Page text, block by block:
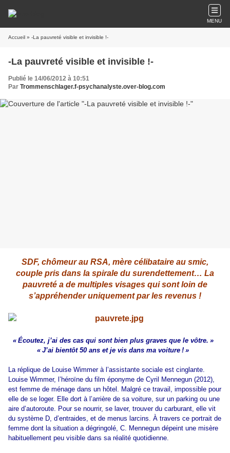
MENU
Accueil » -La pauvreté visible et invisible !-
-La pauvreté visible et invisible !-
Publié le 14/06/2012 à 10:51
Par Trommenschlager.f-psychanalyste.over-blog.com
SDF, chômeur au RSA, mère célibataire au smic,
couple pris dans la spirale du surendettement… La
pauvreté a de multiples visages qui sont loin de
s’appréhender uniquement par les revenus !
« Écoutez, j’ai des cas qui sont bien plus graves que le vôtre. »
« J’ai bientôt 50 ans et je vis dans ma voiture ! »
La réplique de Louise Wimmer à l’assistante sociale est cinglante.
Louise Wimmer, l’héroïne du film éponyme de Cyril Mennegun (2012),
est femme de ménage dans un hôtel. Malgré ce travail, impossible pour
elle de se loger. Elle dort à l’arrière de sa voiture, sur un parking ou une
aire d’autoroute. Pour se nourrir, se laver, trouver du carburant, elle vit
du système D, d’entraides, et de menus larcins. À travers ce portrait de
femme dont la situation a dégringolé, C. Mennegun dépeint une misère
habituellement peu visible dans sa réalité quotidienne.